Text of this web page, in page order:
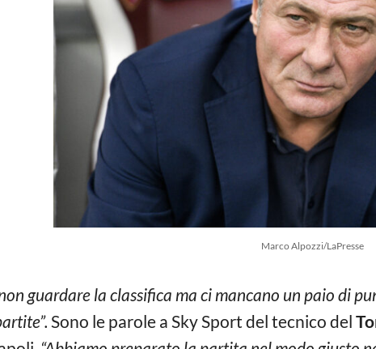
Marco Alpozzi/LaPresse
guardare la classifica ma ci mancano un paio di
Sono le parole a Sky Sport del tecnico del